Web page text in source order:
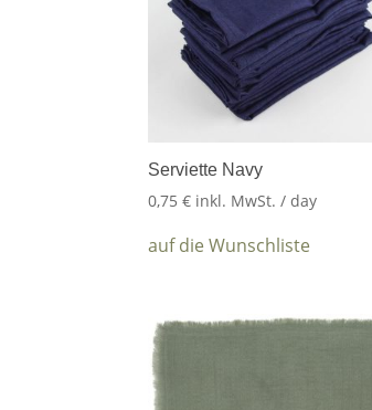
Serviette Navy
0,75€ inkl. MwSt. / day
auf die Wunschliste